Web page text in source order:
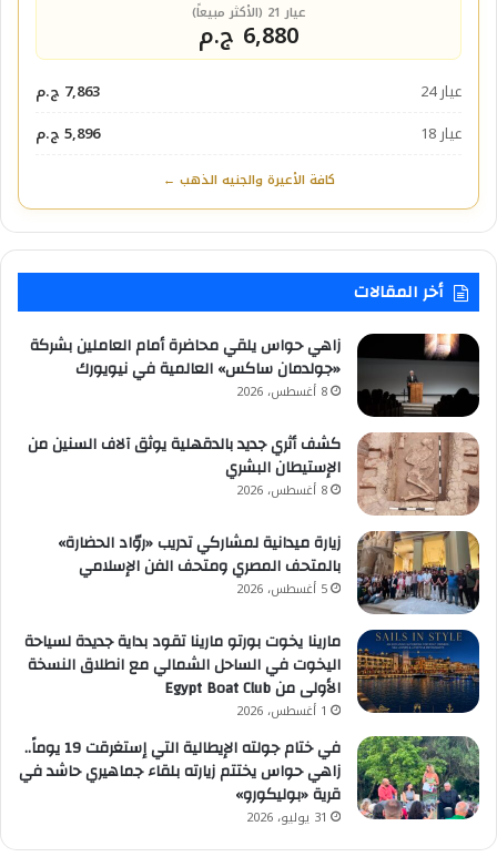
عيار 21 (الأكثر مبيعاً)
6,880 ج.م
عيار 24
7,863 ج.م
عيار 18
5,896 ج.م
كافة الأعيرة والجنيه الذهب ←
أخر المقالات
زاهي حواس يلقي محاضرة أمام العاملين بشركة
«جولدمان ساكس» العالمية في نيويورك
8 أغسطس، 2026
كشف أثري جديد بالدقهلية يوثق آلاف السنين من
الإستيطان البشري
8 أغسطس، 2026
زيارة ميدانية لمشاركي تدريب «روّاد الحضارة»
بالمتحف المصري ومتحف الفن الإسلامي
5 أغسطس، 2026
مارينا يخوت بورتو مارينا تقود بداية جديدة لسياحة
اليخوت في الساحل الشمالي مع انطلاق النسخة
الأولى من Egypt Boat Club
1 أغسطس، 2026
في ختام جولته الإيطالية التي إستغرقت 19 يوماً..
زاهي حواس يختتم زيارته بلقاء جماهيري حاشد في
قرية «بوليكورو»
31 يوليو، 2026